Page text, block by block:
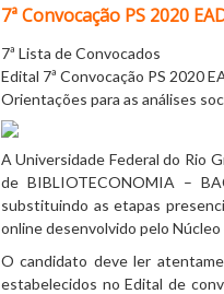
7ª Convocação PS 2020
7ª Lista de Convocados
Edital 7ª Convocação PS 2020
Orientações para as análises
A Universidade Federal do Rio
de BIBLIOTECONOMIA –
substituindo as etapas
online desenvolvido pelo
O candidato deve ler
estabelecidos no Edital de